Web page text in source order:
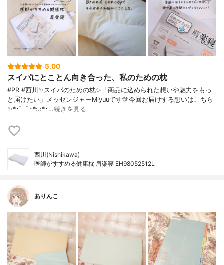
5.00
スイパにとことん向き合った、私のための枕
#PR #西川✨スイパのための枕✨「商品に込められた想いや魅力をもっ
と届けたい」メッセンジャーMiyuuです🫶今回お届けする想いはこちら
✨*･゜ﾟ･*:.:*･…続きを見る
西川(Nishikawa)
医師がすすめる健康枕 肩楽寝 EH98052512L
ありんこ